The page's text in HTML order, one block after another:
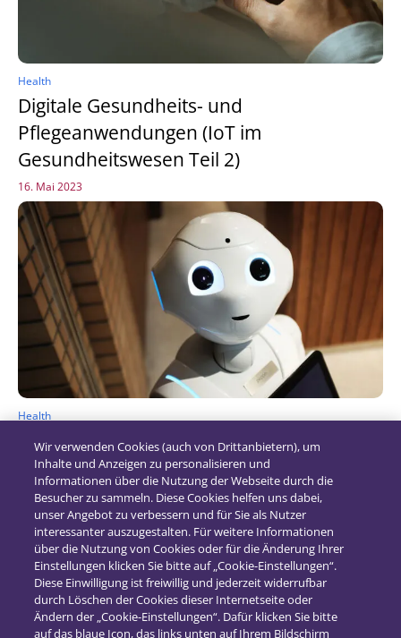
Health
Digitale Gesundheits- und
Pflegeanwendungen (IoT im
Gesundheitswesen Teil 2)
16. Mai 2023
Health
Wird die Gesundheitsbranche immer
smarter? (IoT im Gesundheitswesen Teil I)
9. Mai 2023
Wir verwenden Cookies (auch von Drittanbietern), um
Inhalte und Anzeigen zu personalisieren und
Informationen über die Nutzung der Webseite durch die
Besucher zu sammeln. Diese Cookies helfen uns dabei,
unser Angebot zu verbessern und für Sie als Nutzer
interessanter auszugestalten. Für weitere Informationen
über die Nutzung von Cookies oder für die Änderung Ihrer
Einstellungen klicken Sie bitte auf „Cookie-Einstellungen“.
Diese Einwilligung ist freiwillig und jederzeit widerrufbar
durch Löschen der Cookies dieser Internetseite oder
Ändern der „Cookie-Einstellungen“. Dafür klicken Sie bitte
auf das blaue Icon, das links unten auf Ihrem Bildschirm